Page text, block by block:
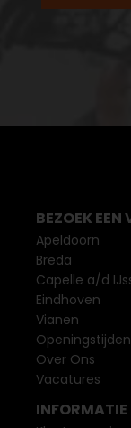
BEZOEK EEN
Apeldoorn
Breda
Capelle a/d
Eindhoven
Vianen
Openingstijden
Over Ons
Vacatures
INFORMATIE